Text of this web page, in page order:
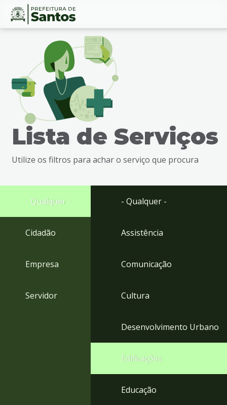
Ir
busca
Ir
rodapé
Conteúdo
Lista de Serviços
Utilize os filtros para achar o serviço que procura
- Qualquer -
Cidadão
Empresa
Servidor
- Qualquer -
Assistência
Comunicação
Cultura
Desenvolvimento Urbano
Edificações
Educação